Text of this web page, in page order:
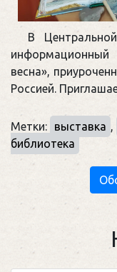
В
весна»,
Россией.
Метки: выставка ,
библиотека